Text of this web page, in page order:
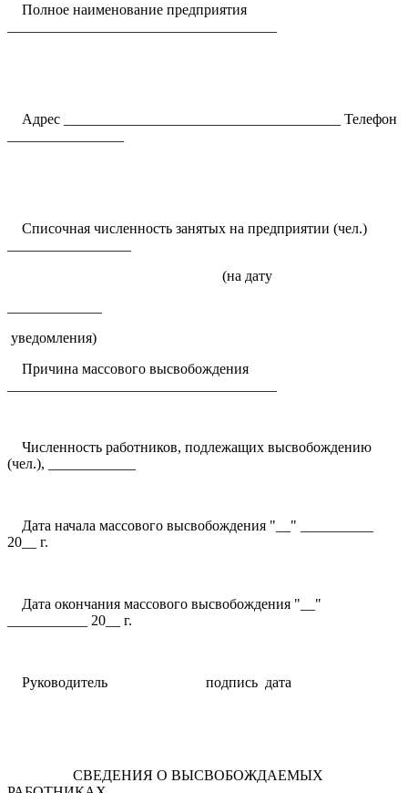
Полное наименование предприятия
Адрес ______________________________________ Телефон
Списочная численность занятых на предприятии (чел.)
(на дату
уведомления)
Причина массового высвобождения
Численность работников, подлежащих высвобождению
(чел.), ____________
Дата начала массового высвобождения "__" __________
20__ г.
Дата окончания массового высвобождения "__"
___________ 20__ г.
Руководитель подпись дата
СВЕДЕНИЯ О ВЫСВОБОЖДАЕМЫХ